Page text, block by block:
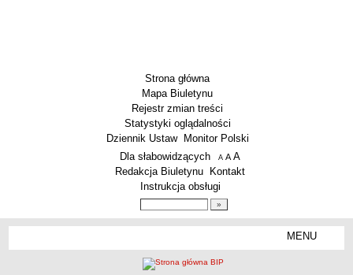
Strona główna
Mapa Biuletynu
Rejestr zmian treści
Statystyki oglądalności
Dziennik Ustaw
Monitor Polski
Menu dodatkowe
Dla słabowidzących A pomniejsz czcionkę
A standardowy rozmiar czcionki
A
Redakcja Biuletynu
Kontakt
Instrukcja obsługi
MENU